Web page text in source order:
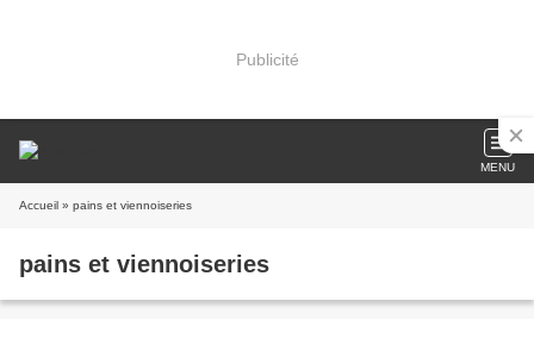
Publicité
MENU
Accueil » pains et viennoiseries
pains et viennoiseries